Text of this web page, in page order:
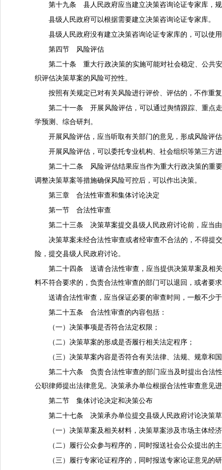
第十九条 县人民政府应当建立决策咨询论证专家库，
县级人民政府可以根据需要建立决策咨询论证专家库。
县级人民政府没有建立决策咨询论证专家库的，可以使
第四节 风险评估
第二十条 重大行政决策的实施可能对社会稳定、公共
织评估决策草案的风险可控性。
按照有关规定已对有关风险进行评价、评估的，不作重
第二十一条 开展风险评估，可以通过舆情跟踪、重点
学预测、综合研判。
开展风险评估，应当听取有关部门的意见，形成风险评
开展风险评估，可以委托专业机构、社会组织等第三方
第二十二条 风险评估结果应当作为重大行政决策的重
调整决策草案等措施确保风险可控后，可以作出决策。
第三章 合法性审查和集体讨论决定
第一节 合法性审查
第二十三条 决策草案提交县级人民政府讨论前，应当
决策草案未经合法性审查或者经审查不合法的，不得提
险，提交县级人民政府讨论。
第二十四条 送请合法性审查，应当提供决策草案及相
料不符合要求的，负责合法性审查的部门可以退回，或者要
送请合法性审查，应当保证必要的审查时间，一般不少于
第二十五条 合法性审查的内容包括：
（一）决策事项是否符合法定权限；
（二）决策草案的形成是否履行相关法定程序；
（三）决策草案内容是否符合有关法律、法规、规章和
第二十六条 负责合法性审查的部门应当及时提出合法
公职律师提出法律意见。决策承办单位根据合法性审查意见
第二节 集体讨论决定和决策公布
第二十七条 决策承办单位提交县级人民政府讨论决策
（一）决策草案及相关材料，决策草案涉及市场主体经
（二）履行公众参与程序的，同时报送社会公众提出的
（三）履行专家论证程序的，同时报送专家论证意见的